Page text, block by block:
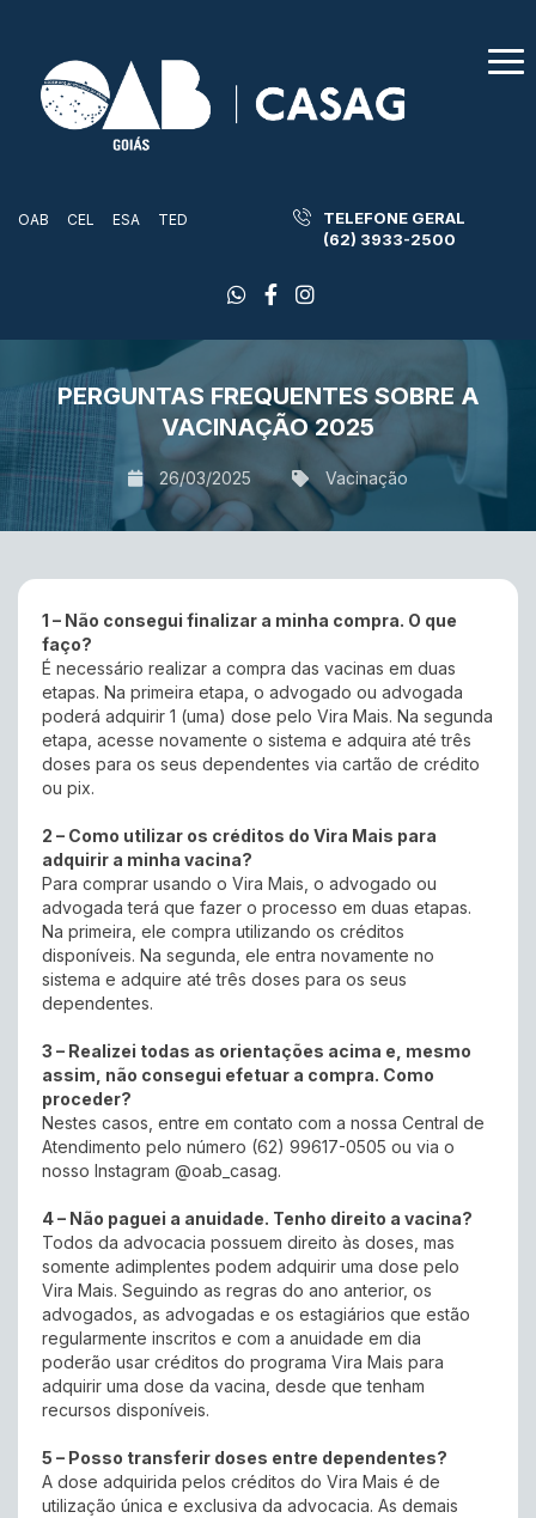
OAB CEL ESA TED
TELEFONE GERAL
(62) 3933-2500
PERGUNTAS FREQUENTES SOBRE A
VACINAÇÃO 2025
26/03/2025 Vacinação
1 – Não consegui finalizar a minha compra. O que
faço?
É necessário realizar a compra das vacinas em duas
etapas. Na primeira etapa, o advogado ou advogada
poderá adquirir 1 (uma) dose pelo Vira Mais. Na segunda
etapa, acesse novamente o sistema e adquira até três
doses para os seus dependentes via cartão de crédito
ou pix.
2 – Como utilizar os créditos do Vira Mais para
adquirir a minha vacina?
Para comprar usando o Vira Mais, o advogado ou
advogada terá que fazer o processo em duas etapas.
Na primeira, ele compra utilizando os créditos
disponíveis. Na segunda, ele entra novamente no
sistema e adquire até três doses para os seus
dependentes.
3 – Realizei todas as orientações acima e, mesmo
assim, não consegui efetuar a compra. Como
proceder?
Nestes casos, entre em contato com a nossa Central de
Atendimento pelo número (62) 99617-0505 ou via o
nosso Instagram @oab_casag.
4 – Não paguei a anuidade. Tenho direito a vacina?
Todos da advocacia possuem direito às doses, mas
somente adimplentes podem adquirir uma dose pelo
Vira Mais. Seguindo as regras do ano anterior, os
advogados, as advogadas e os estagiários que estão
regularmente inscritos e com a anuidade em dia
poderão usar créditos do programa Vira Mais para
adquirir uma dose da vacina, desde que tenham
recursos disponíveis.
5 – Posso transferir doses entre dependentes?
A dose adquirida pelos créditos do Vira Mais é de
utilização única e exclusiva da advocacia. As demais